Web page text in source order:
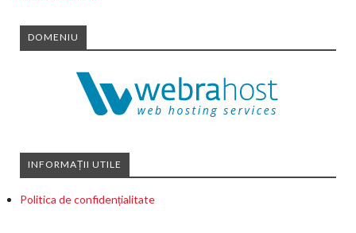
DOMENIU
INFORMAȚII UTILE
Politica de confidențialitate